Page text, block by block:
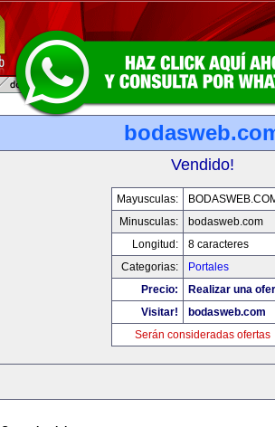
Vendido!
Mayusculas:
Minusculas:
bodasweb.com
Longitud:
8 caracteres
Categorias:
Portales
Precio:
Realizar una
Visitar!
bodasweb.com
Serán consideradas ofertas